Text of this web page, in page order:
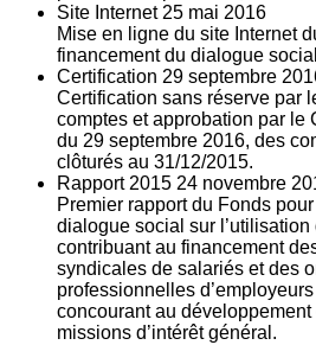
Site Internet 25 mai 2016
Mise en ligne du site Internet
financement du dialogue
Certification 29 septembre
Certification sans réserve par
comptes et approbation par le
du 29 septembre 2016, des
clôturés au 31/12/2015.
Rapport 2015 24 novembre
Premier rapport du Fonds
dialogue social sur
contribuant au financement
syndicales de salariés et des
professionnelles
concourant au développement
missions d’intérêt général.